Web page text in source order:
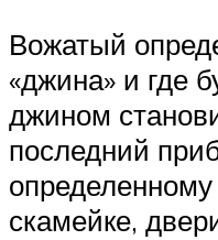
Вожатый
«джина» и где
джином
последний
скамейке,